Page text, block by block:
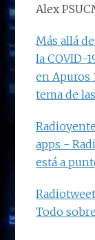
Alex
Más allá
la COVID-
en Apuros
tema de
apps -
está a
Todo